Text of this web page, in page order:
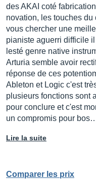
des AKAI coté
novation, les touches
vous chercher une
pianiste aguerri difficile
lesté genre native
Arturia semble avoir
réponse de ces
Ableton et Logic c'est
plusieurs fonctions sont
pour conclure et c'est
un compromis pour
Lire la suite
Comparer les prix